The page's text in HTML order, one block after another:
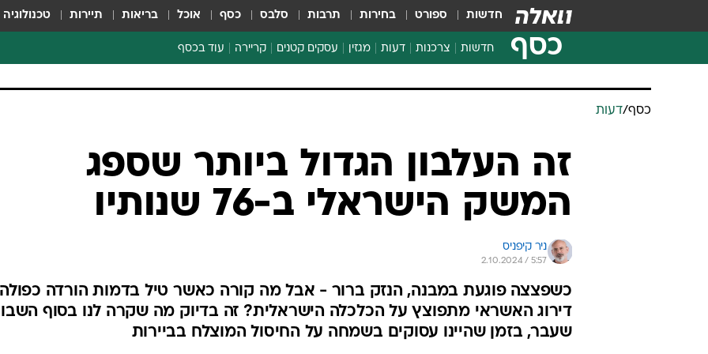
חדשות ספורט בחירות תרבות סלבס כסף אוכל בריאות תיירות טכנולוגיה
כסף חדשות צרכנות
צרכנות פיננסית
דעות מגזין עסקים קטנים קריירה עוד בכסף
הלאונג'
ספורט ביזנס
זה העלבון הגדול ביותר שספג